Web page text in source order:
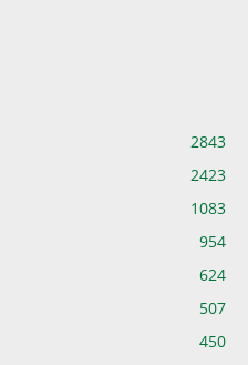
2843
2423
1083
954
624
507
450